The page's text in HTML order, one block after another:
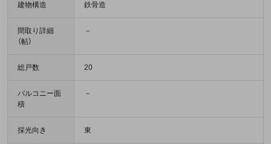
建物構造 鉄骨造
間取り詳細
（帖）
－
総戸数 20
バルコニー面
積
－
採光向き 東